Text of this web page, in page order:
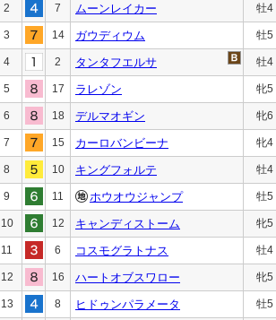
2 7 ムーンレイカー 牡4
3 14 ガウディウム 牡5
4 2 タンタフエルサ 牡4
5 17 ラレゾン 牝5
6 18 デルマオギン 牝6
7 15 カーロバンビーナ 牝4
8 10 キングフォルテ 牡4
9 11 ホウオウジャンプ 牡5
10 12 キャンディストーム 牝5
11 6 コスモグラトナス 牡4
12 16 ハートオブスワロー 牝5
13 8 ヒドゥンパラメータ 牡5